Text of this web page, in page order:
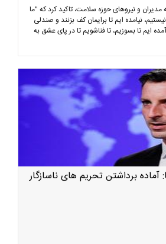
مدیران و نیروهای حوزه سلامت، تاکید کرد که "ما
نیامده ایم تا برایمان کف بزنند و صندلی
ایم تا بسوزیم، تا فناشویم تا در پای عشق به
آماده برداشتن تحریم های ناسازگار